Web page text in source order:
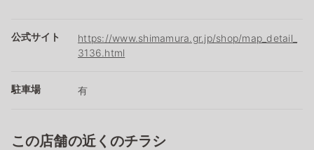
公式サイト
https://www.shimamura.gr.jp/shop/map_detail_
3136.html
駐車場 有
この店舗の近くのチラシ